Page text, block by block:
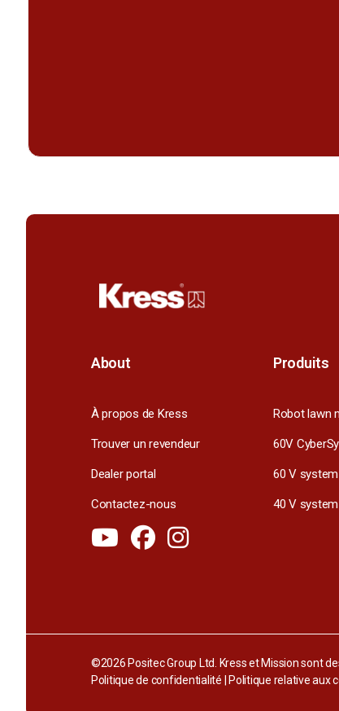
About
À propos de Kress
Trouver un revendeur
Dealer portal
Contactez-nous
Produits
Robot lawn
60V
60 V system
40 V system
©2026 Positec Group Ltd. Kress et Mission sont
Politique de confidentialité
Politique relative aux